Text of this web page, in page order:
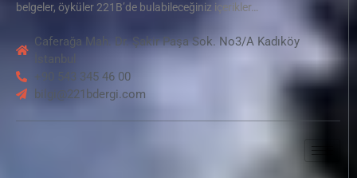
belgeler, öyküler 221B’de bulabileceğiniz içerikler…
Caferağa Mah. Dr. Şakir Paşa Sok. No3/A Kadıköy
İstanbul
+90 543 345 46 00
bilgi@221bdergi.com